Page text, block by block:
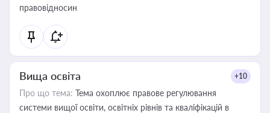
правовідносин
Вища освіта +10
Про що тема: Тема охоплює правове регулювання
системи вищої освіти, освітніх рівнів та кваліфікацій в